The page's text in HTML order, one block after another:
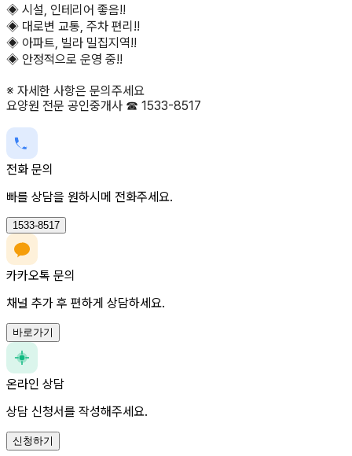
◈ 시설, 인테리어 좋음!!
◈ 대로변 교통, 주차 편리!!
◈ 아파트, 빌라 밀집지역!!
◈ 안정적으로 운영 중!!
※ 자세한 사항은 문의주세요
요양원 전문 공인중개사 ☎ 1533-8517
전화 문의
빠를 상담을 원하시메 전화주세요.
1533-8517
카카오톡 문의
채널 추가 후 편하게 상담하세요.
바로가기
온라인 상담
상담 신청서를 작성해주세요.
신청하기